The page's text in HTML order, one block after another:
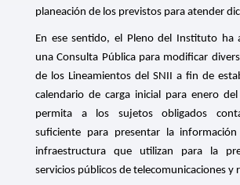
planeación de los previstos para atender
En ese sentido, el Pleno del Instituto ha
una Consulta Pública para modificar
de los Lineamientos del SNII a fin de
calendario de carga inicial para enero
permita a los sujetos obligados
suficiente para presentar la
infraestructura que utilizan para la
servicios públicos de telecomunicaciones y